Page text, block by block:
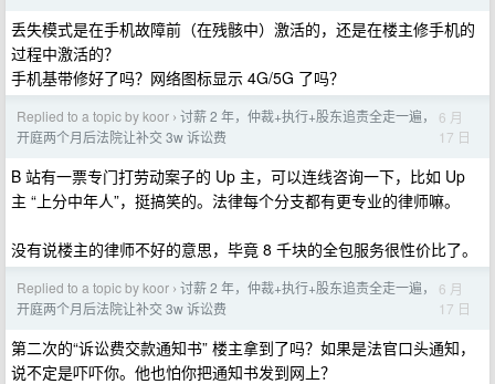
丢失模式是在手机故障前（在残骸中）激活的，还是在楼主修手机的
过程中激活的？
手机基带修好了吗？网络图标显示 4G/5G 了吗？
Replied to a topic by koor › 讨薪 2 年，仲裁+执行+股东追责全走一遍，
开庭两个月后法院让补交 3w 诉讼费
6 月
17 日
B 站有一票专门打劳动案子的 Up 主，可以连线咨询一下，比如 Up
主 “上分中年人”，挺搞笑的。法律每个分支都有更专业的律师嘛。
没有说楼主的律师不好的意思，毕竟 8 千块的全包服务很性价比了。
Replied to a topic by koor › 讨薪 2 年，仲裁+执行+股东追责全走一遍，
开庭两个月后法院让补交 3w 诉讼费
6 月
17 日
第二次的“诉讼费交款通知书” 楼主拿到了吗？如果是法官口头通知，
说不定是吓吓你。他也怕你把通知书发到网上？